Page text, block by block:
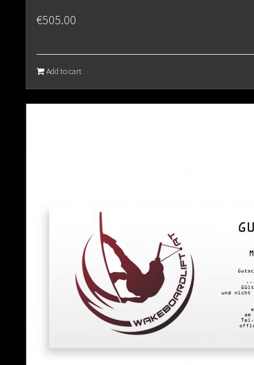
€505.00
Add to cart